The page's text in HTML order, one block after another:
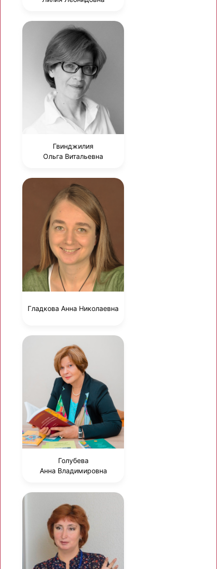
Гвинджилия
Ольга Витальевна
Гладкова Анна Николаевна
Голубева
Анна Владимировна